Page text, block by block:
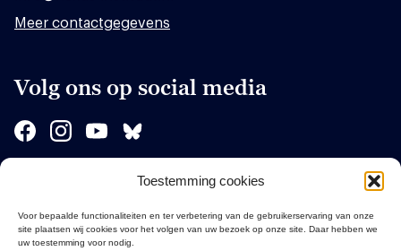
Toestemming cookies
Voor bepaalde functionaliteiten en ter verbetering van de gebruikerservaring van onze
site plaatsen wij cookies voor het volgen van uw bezoek op onze site. Daar hebben we
uw toestemming voor nodig.
Meer contactgegevens
Volg ons op social media